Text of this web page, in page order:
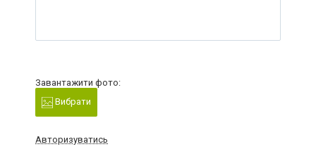
Завантажити фото:
Вибрати
Авторизуватись